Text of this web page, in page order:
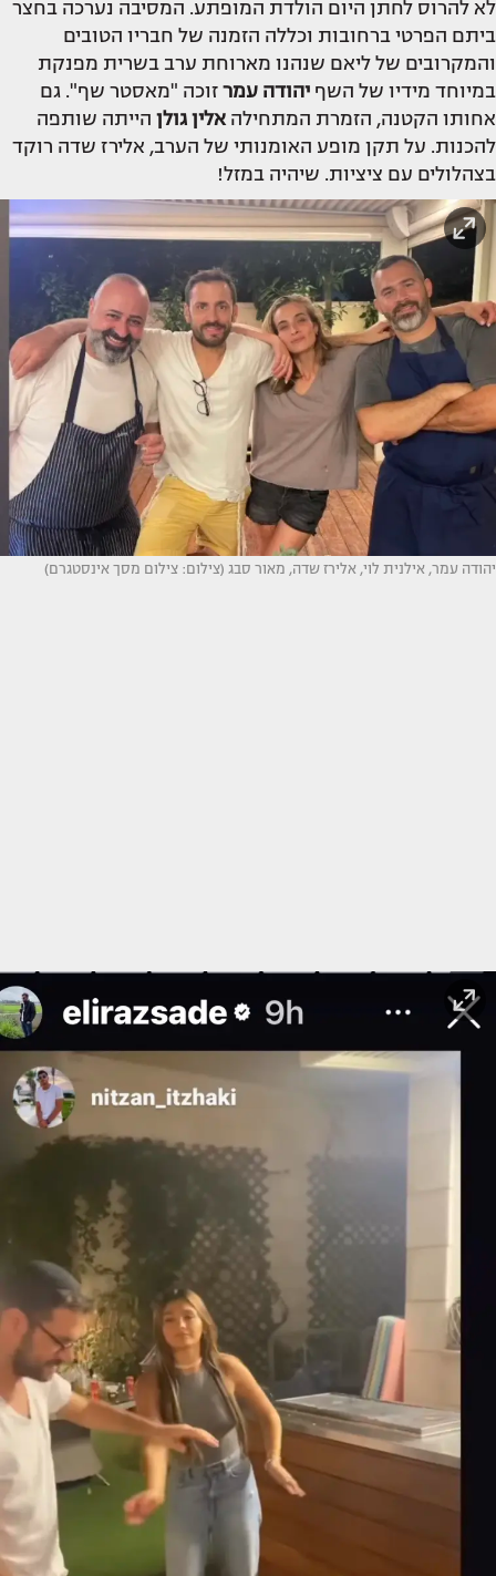
לא להרוס לחתן היום הולדת המופתע. המסיבה נערכה בחצר
ביתם הפרטי ברחובות וכללה הזמנה של חבריו הטובים
והמקרובים של ליאם שנהנו מארוחת ערב בשרית מפנקת
במיוחד מידיו של השף יהודה עמר זוכה "מאסטר שף". גם
אחותו הקטנה, הזמרת המתחילה אלין גולן הייתה שותפה
להכנות. על תקן מופע האומנותי של הערב, אלירז שדה רוקד
בצהלולים עם ציציות. שיהיה במזל!
יהודה עמר, אילנית לוי, אלירז שדה, מאור סבג (צילום: צילום מסך אינסטגרם)